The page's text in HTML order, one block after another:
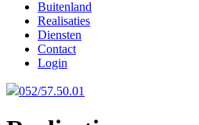
Buitenland
Realisaties
Diensten
Contact
Login
052/57.50.01